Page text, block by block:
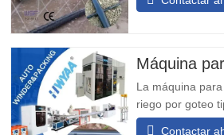
de bajo costo y
rendimiento en
La máquina
riego por goteo
generación de
Contactar